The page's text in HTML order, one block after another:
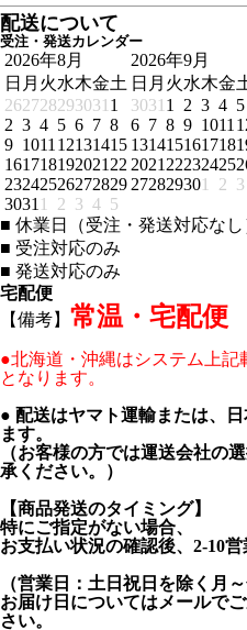
配送について
受注・発送カレンダー
2026年8月
日 月 火水木金土
262728293031 1
2 3 4 5 6 7 8
9 1011 12131415
161718192021 22
23242526272829
3031 1 2 3 4 5
2026年9月
日 月 火水木金
3031 1 2 3 4 5
6 7 8 9 1011
131415161718
2021 22232425
272829301 2 3
■ 休業日（受注・発送対応なし
■ 受注対応のみ
■ 発送対応のみ
宅配便
【備考】 常温・宅配便
●北海道・沖縄はシステム上
となります。
● 配送はヤマト運輸または、
ます。
（お客様の方では運送会社の
承ください。）
【商品発送のタイミング】
特にご指定がない場合、
お支払い状況の確認後、2-10
（営業日：土日祝日を除く月～
お届け日についてはメールで
さい。